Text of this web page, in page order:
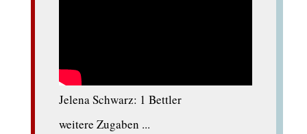
Jelena Schwarz: 1 Bettler
weitere Zugaben ...